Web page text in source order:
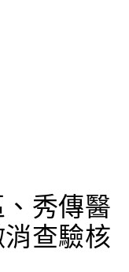
秀傳醫
查驗核